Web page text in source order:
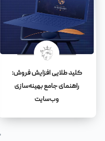
کلید طلایی افزایش فروش:
راهنمای جامع بهینه‌سازی
وب‌سایت